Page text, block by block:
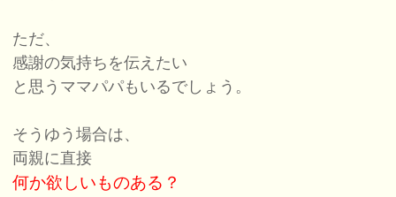
ただ、
感謝の気持ちを伝えたい
と思うママパパもいるでしょう。
そうゆう場合は、
両親に直接
何か欲しいものある？